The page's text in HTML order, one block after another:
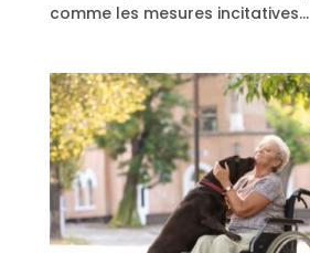
comme les mesures incitatives…